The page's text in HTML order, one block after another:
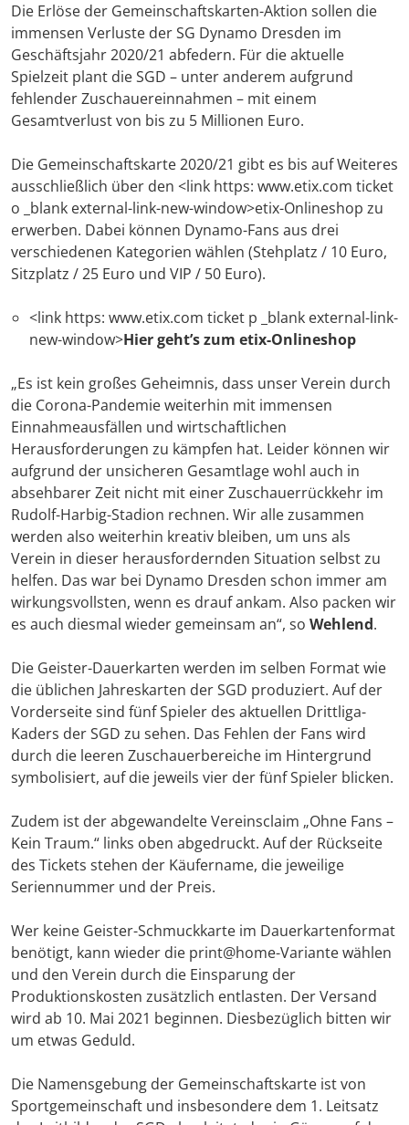
Die Erlöse der Gemeinschaftskarten-Aktion sollen die
immensen Verluste der SG Dynamo Dresden im
Geschäftsjahr 2020/21 abfedern. Für die aktuelle
Spielzeit plant die SGD – unter anderem aufgrund
fehlender Zuschauereinnahmen – mit einem
Gesamtverlust von bis zu 5 Millionen Euro.
Die Gemeinschaftskarte 2020/21 gibt es bis auf Weiteres
ausschließlich über den <link https: www.etix.com ticket
o _blank external-link-new-window>etix-Onlineshop zu
erwerben. Dabei können Dynamo-Fans aus drei
verschiedenen Kategorien wählen (Stehplatz / 10 Euro,
Sitzplatz / 25 Euro und VIP / 50 Euro).
<link https: www.etix.com ticket p _blank external-link-
new-window>Hier geht’s zum etix-Onlineshop
„Es ist kein großes Geheimnis, dass unser Verein durch
die Corona-Pandemie weiterhin mit immensen
Einnahmeausfällen und wirtschaftlichen
Herausforderungen zu kämpfen hat. Leider können wir
aufgrund der unsicheren Gesamtlage wohl auch in
absehbarer Zeit nicht mit einer Zuschauerrückkehr im
Rudolf-Harbig-Stadion rechnen. Wir alle zusammen
werden also weiterhin kreativ bleiben, um uns als
Verein in dieser herausfordernden Situation selbst zu
helfen. Das war bei Dynamo Dresden schon immer am
wirkungsvollsten, wenn es drauf ankam. Also packen wir
es auch diesmal wieder gemeinsam an“, so Wehlend.
Die Geister-Dauerkarten werden im selben Format wie
die üblichen Jahreskarten der SGD produziert. Auf der
Vorderseite sind fünf Spieler des aktuellen Drittliga-
Kaders der SGD zu sehen. Das Fehlen der Fans wird
durch die leeren Zuschauerbereiche im Hintergrund
symbolisiert, auf die jeweils vier der fünf Spieler blicken.
Zudem ist der abgewandelte Vereinsclaim „Ohne Fans –
Kein Traum.“ links oben abgedruckt. Auf der Rückseite
des Tickets stehen der Käufername, die jeweilige
Seriennummer und der Preis.
Wer keine Geister-Schmuckkarte im Dauerkartenformat
benötigt, kann wieder die print@home-Variante wählen
und den Verein durch die Einsparung der
Produktionskosten zusätzlich entlasten. Der Versand
wird ab 10. Mai 2021 beginnen. Diesbezüglich bitten wir
um etwas Geduld.
Die Namensgebung der Gemeinschaftskarte ist von
Sportgemeinschaft und insbesondere dem 1. Leitsatz